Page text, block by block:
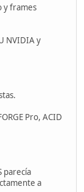
y frames
NVIDIA y
Pro, ACID
parecía
a